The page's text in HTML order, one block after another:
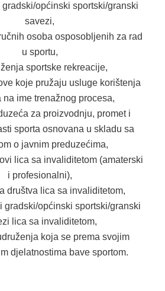
gradski/općinski sportski/granski
savezi,
osoba osposobljenih za rad
u sportu,
sportske rekreacije,
koje pružaju usluge korištenja
na ime trenažnog procesa,
za proizvodnju, promet i
sporta osnovana u skladu sa
o javnim preduzećima,
lica sa invaliditetom (amaterski
i profesionalni),
društva lica sa invaliditetom,
gradski/općinski sportski/granski
lica sa invaliditetom,
koja se prema svojim
djelatnostima bave sportom.